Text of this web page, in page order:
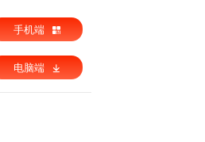
手机端
电脑端